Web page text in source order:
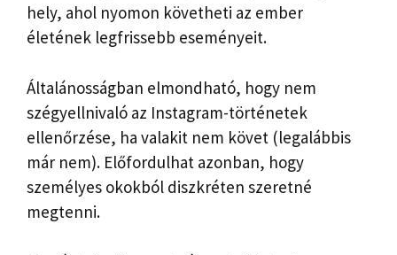
hely, ahol nyomon követheti az ember
életének legfrissebb eseményeit.
Általánosságban elmondható, hogy nem
szégyellnivaló az Instagram-történetek
ellenőrzése, ha valakit nem követ (legalábbis
már nem). Előfordulhat azonban, hogy
személyes okokból diszkréten szeretné
megtenni.